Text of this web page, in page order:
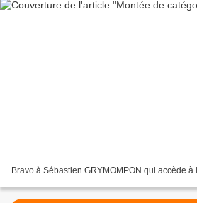
Bravo à Sébastien GRYMOMPON qui accède